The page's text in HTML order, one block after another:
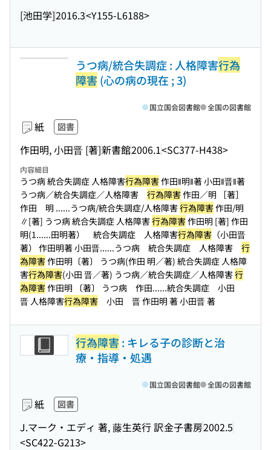
[池田学]2016.3<Y155-L6188>
うつ病/統合失調症 : 人格障害行為
障害 (心の病の現在 ; 3)
紙 図書
作田明, 小田晋 [著]新書館2006.1<SC377-H438>
国立国会図書館 全国の図書館
内容細目
うつ病 統合失調症 人格障害行為障害作田‖明‖著 小田‖晋‖著
うつ病／統合失調症／人格障害 行為障害作田／明 ［著］
作田 明 ......うつ病/統合失調症/人格障害行為障害作田/明
∥[著] うつ病 統合失調症 人格障害行為障害作田明 [著] 作田
明(1......田明著） 統合失調症 人格障害行為障害 （小田晋
著） 作田明著 小田晋......うつ病 統合失調症 人格障害 行
為障害作田明〔著〕 うつ病(作田 明／著) 統合失調症 人格障
害行為障害(小田 晋／著) うつ病／統合失調症／人格障害行
為障害作田明 〔著〕 うつ病 作田......統合失調症 小田
晋 人格障害行為障害 小田 晋 作田明 著 小田晋 著
行為障害 : キレる子の診断と治
療・指導・処遇
紙 図書
J.マーク・エディ 著, 藤生英行 訳金子書房2002.5
<SC422-G213>
国立国会図書館 全国の図書館